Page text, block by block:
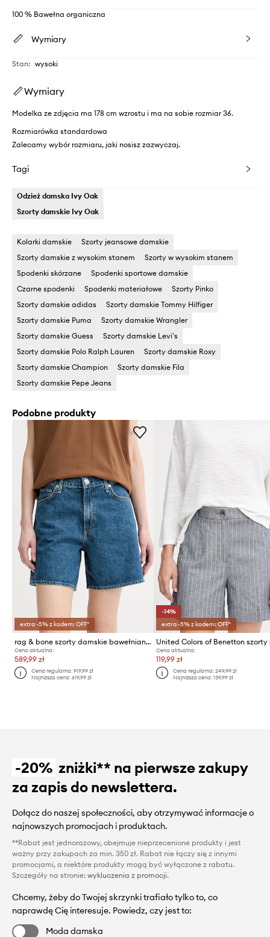
100 % Bawełna organiczna
Wymiary
Stan: wysoki
Wymiary
Modelka ze zdjęcia ma 178 cm wzrostu i ma na sobie rozmiar 36.
Rozmiarówka standardowa
Zalecamy wybór rozmiaru, jaki nosisz zazwyczaj.
Tagi
Odzież damska Ivy Oak
Szorty damskie Ivy Oak
Kolarki damskie
Szorty jeansowe damskie
Szorty damskie z wysokim stanem
Szorty w wysokim stanem
Spodenki skórzane
Spodenki sportowe damskie
Czarne spodenki
Spodenki materiałowe
Szorty Pinko
Szorty damskie adidas
Szorty damskie Tommy Hilfiger
Szorty damskie Puma
Szorty damskie Wrangler
Szorty damskie Guess
Szorty damskie Levi's
Szorty damskie Polo Ralph Lauren
Szorty damskie Roxy
Szorty damskie Champion
Szorty damskie Fila
Szorty damskie Pepe Jeans
Podobne produkty
extra -5% z kodem: OFF*
rag & bone szorty damskie bawełniane Kaia
Cena aktualna:
589,99 zł
Cena regularna:919,99 zł
Najniższa cena:619,99 zł
-14%
extra -5% z kodem: OFF*
Cena aktualna:
119,99 zł
Cena regularna: 249,99 zł
Najniższa cena: 139,99 zł
-20% zniżki** na pierwsze zakupy
za zapis do newslettera.
Dołącz do naszej społeczności, aby otrzymywać informacje o
najnowszych promocjach i produktach.
**Rabat jest jednorazowy, obejmuje nieprzecenione produkty i jest
ważny przy zakupach za min. 350 zł. Rabat nie łączy się z innymi
promocjami, a niektóre produkty mogą być wyłączone z rabatu.
Szczegóły na stronie: wykluczenia z promocji.
Chcemy, żeby do Twojej skrzynki trafiało tylko to, co
naprawdę Cię interesuje. Powiedz, czy jest to:
Moda damska